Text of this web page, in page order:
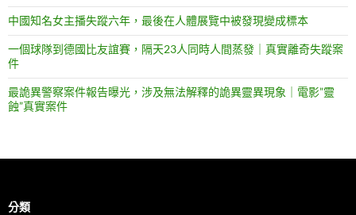
中國知名女主播失蹤六年，最後在人體展覽中被發現變成標本
一個球隊到德國比友誼賽，隔天23人同時人間蒸發｜真實離奇失蹤案
件
最詭異警察案件報告曝光，涉及無法解釋的詭異靈異現象｜電影”靈
蝕”真實案件
分類